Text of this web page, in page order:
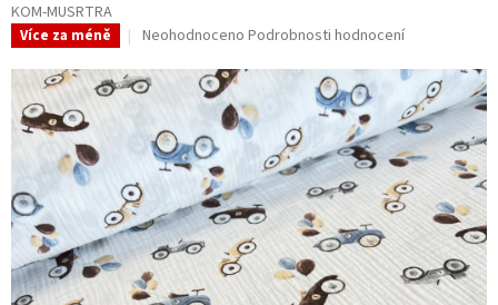
KOM-MUSRTRA
Více za méně
Průměrné
produktu
je
5
hvězdiček.
Neohodnoceno Podrobnosti hodnocení